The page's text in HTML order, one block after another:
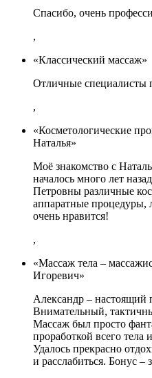
Спасибо, очень
,
«Классический массаж»
Отличные специалисты
,
«Косметологические
Наталья»
Моё знакомство с
началось много лет
Петровны различные
аппаратные
очень нравится!
,
«Массаж тела –
Игоревич»
Александр – настоящий
Внимательный,
Массаж был просто
проработкой всего
Удалось прекрасно
и расслабиться. Бонус –